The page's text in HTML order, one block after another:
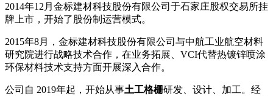
2014年12月金标建材科技股份有限公司于石家庄股权交易所挂
牌上市，开始了股份制运营模式。
2015年8月，金标建材科技股份有限公司与中航工业航空材料
研究院进行战略技术合作，在业务拓展、VCI代替热镀锌喷涂
环保材料技术支持方面开展深入合作。
公司自 2019年起，开始从事土工格栅研发、设计、加工。经